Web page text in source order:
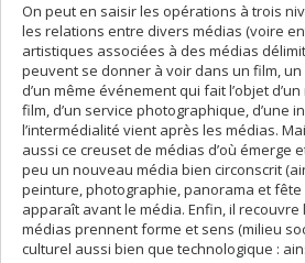
On peut en saisir les opérations à trois
les relations entre divers médias (voire
artistiques associées à des médias
peuvent se donner à voir dans un film,
d’un même événement qui fait l’objet
film, d’un service photographique, d’une
l’intermédialité vient après les médias.
aussi ce creuset de médias d’où émerge
peu un nouveau média bien circonscrit
peinture, photographie, panorama et fête
apparaît avant le média. Enfin, il
médias prennent forme et sens (milieu
culturel aussi bien que technologique :